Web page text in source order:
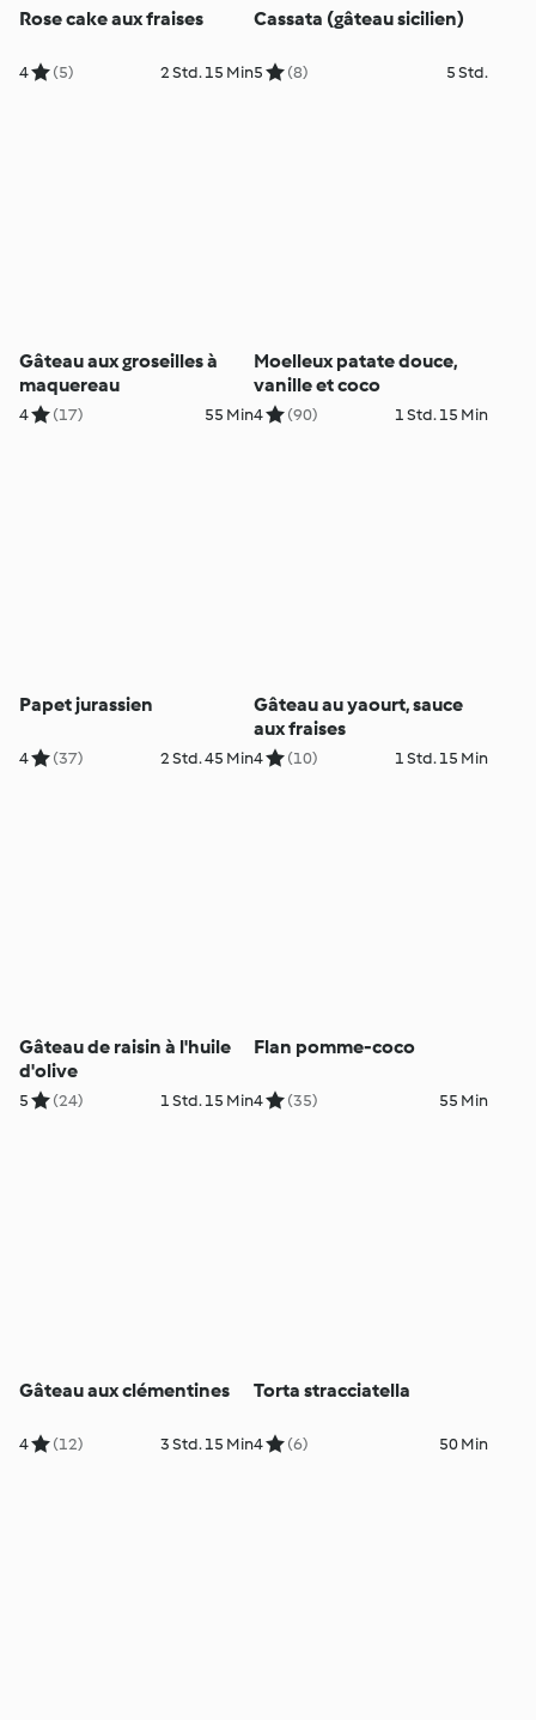
Rose cake aux fraises
4 (5) 2 Std. 15 Min
Cassata (gâteau sicilien)
5 (8) 5 Std.
Gâteau aux groseilles à
maquereau
4 (17) 55 Min
Moelleux patate douce,
vanille et coco
4 (90) 1 Std. 15 Min
Papet jurassien
4 (37) 2 Std. 45 Min
Gâteau au yaourt, sauce
aux fraises
4 (10) 1 Std. 15 Min
Gâteau de raisin à l'huile
d'olive
5 (24) 1 Std. 15 Min
Flan pomme-coco
4 (35) 55 Min
Gâteau aux clémentines
4 (12) 3 Std. 15 Min
Torta stracciatella
4 (6) 50 Min